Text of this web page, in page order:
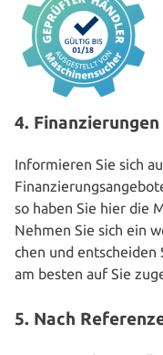
4.
Infor­mie­ren Sie sich
so haben Sie hier die
Nehmen Sie sich ein
chen und ent­schei­den
am besten auf Sie
5. Nach